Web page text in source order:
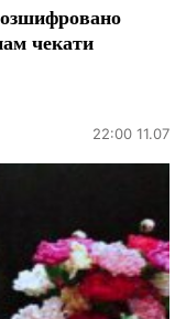
чекати
22:00 11.07